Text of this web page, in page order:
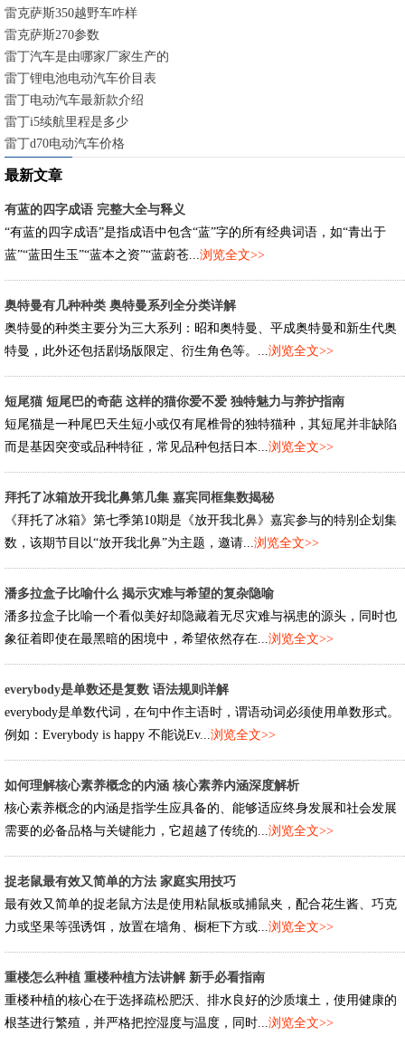
雷克萨斯350越野车咋样
雷克萨斯270参数
雷丁汽车是由哪家厂家生产的
雷丁锂电池电动汽车价目表
雷丁电动汽车最新款介绍
雷丁i5续航里程是多少
雷丁d70电动汽车价格
最新文章
有蓝的四字成语 完整大全与释义
“有蓝的四字成语”是指成语中包含“蓝”字的所有经典词语，如“青出于
蓝”“蓝田生玉”“蓝本之资”“蓝蔚苍...浏览全文>>
奥特曼有几种种类 奥特曼系列全分类详解
奥特曼的种类主要分为三大系列：昭和奥特曼、平成奥特曼和新生代奥
特曼，此外还包括剧场版限定、衍生角色等。...浏览全文>>
短尾猫 短尾巴的奇葩 这样的猫你爱不爱 独特魅力与养护指南
短尾猫是一种尾巴天生短小或仅有尾椎骨的独特猫种，其短尾并非缺陷
而是基因突变或品种特征，常见品种包括日本...浏览全文>>
拜托了冰箱放开我北鼻第几集 嘉宾同框集数揭秘
《拜托了冰箱》第七季第10期是《放开我北鼻》嘉宾参与的特别企划集
数，该期节目以“放开我北鼻”为主题，邀请...浏览全文>>
潘多拉盒子比喻什么 揭示灾难与希望的复杂隐喻
潘多拉盒子比喻一个看似美好却隐藏着无尽灾难与祸患的源头，同时也
象征着即使在最黑暗的困境中，希望依然存在...浏览全文>>
everybody是单数还是复数 语法规则详解
everybody是单数代词，在句中作主语时，谓语动词必须使用单数形式。
例如：Everybody is happy 不能说Ev...浏览全文>>
如何理解核心素养概念的内涵 核心素养内涵深度解析
核心素养概念的内涵是指学生应具备的、能够适应终身发展和社会发展
需要的必备品格与关键能力，它超越了传统的...浏览全文>>
捉老鼠最有效又简单的方法 家庭实用技巧
最有效又简单的捉老鼠方法是使用粘鼠板或捕鼠夹，配合花生酱、巧克
力或坚果等强诱饵，放置在墙角、橱柜下方或...浏览全文>>
重楼怎么种植 重楼种植方法讲解 新手必看指南
重楼种植的核心在于选择疏松肥沃、排水良好的沙质壤土，使用健康的
根茎进行繁殖，并严格把控湿度与温度，同时...浏览全文>>